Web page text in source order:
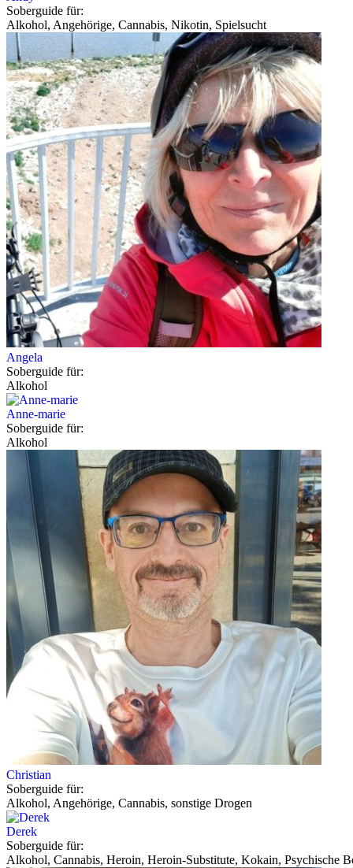
Soberguide für:
Alkohol, Angehörige, Cannabis, Nikotin, Spielsucht
Angela
Soberguide für:
Alkohol
Anne-marie
Soberguide für:
Alkohol
Christian
Soberguide für:
Alkohol, Angehörige, Cannabis, sonstige Drogen
Derek
Soberguide für:
Alkohol, Cannabis, Heroin, Heroin-Substitute, Kokain, Psychische